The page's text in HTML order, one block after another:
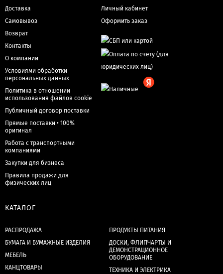
Доставка
Самовывоз
Возврат
Контакты
О компании
Условиями обработки
персональных данных
Политика в отношении
использования файлов cookie
Публичный договор поставки
Прямые поставки • 100%
оригинал
Работа с транспортными
компаниями
Закупки для бизнеса
Правила продажи для
физических лиц
Личный кабинет
Оформить заказ
КАТАЛОГ
РАСПРОДАЖА
БУМАГА И БУМАЖНЫЕ ИЗДЕЛИЯ
МЕБЕЛЬ
КАНЦТОВАРЫ
ПРОДУКТЫ ПИТАНИЯ
ДОСКИ, ФЛИПЧАРТЫ И
ДЕМОНСТРАЦИОННОЕ
ОБОРУДОВАНИЕ
ТЕХНИКА И ЭЛЕКТРИКА